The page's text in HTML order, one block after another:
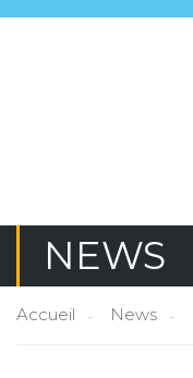
NEWS
Accueil News